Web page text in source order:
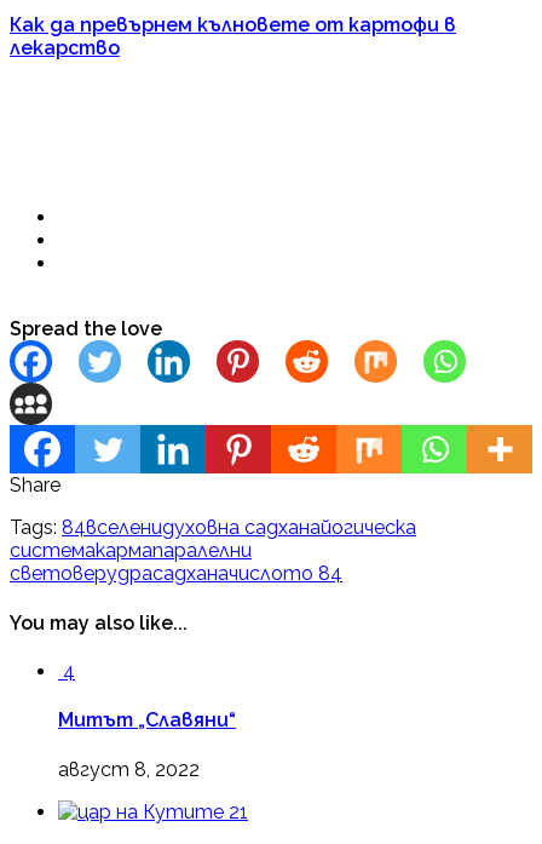
Как да превърнем кълновете от картофи в
лекарство
Spread the love
Share
Tags: 84вселенидуховна садханайогическа
системакармапаралелни
световерудрасадханачислото 84
You may also like...
4
Митът „Славяни“
август 8, 2022
21